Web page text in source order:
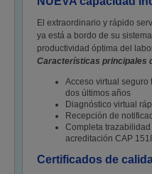
El extraordinario y rápido
ya está a bordo de su
productividad óptima del
Características principales
Acceso virtual seguro
dos últimos años
Diagnóstico virtual
Recepción de
Completa
acreditación CAP
Certificados de